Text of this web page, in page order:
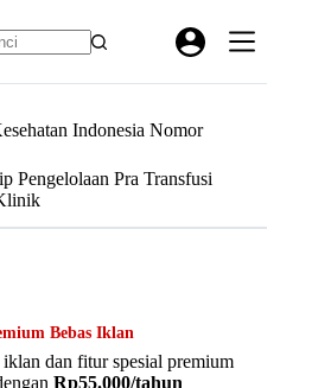
Indonesia Nomor
Pengelolaan Pra Transfusi
Bebas Iklan
iklan dan fitur spesial premium
Rp55.000/tahun